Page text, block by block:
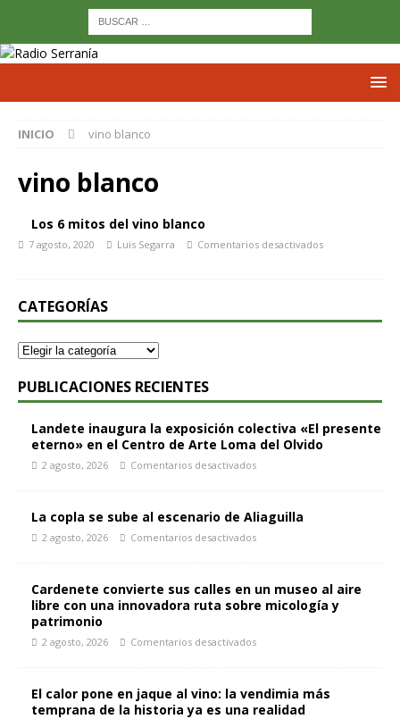
INICIO vino blanco
vino blanco
Los 6 mitos del vino blanco
7 agosto, 2020 Luis Segarra Comentarios desactivados
CATEGORÍAS
PUBLICACIONES RECIENTES
Landete inaugura la exposición colectiva «El presente
eterno» en el Centro de Arte Loma del Olvido
2 agosto, 2026 Comentarios desactivados
La copla se sube al escenario de Aliaguilla
2 agosto, 2026 Comentarios desactivados
Cardenete convierte sus calles en un museo al aire
libre con una innovadora ruta sobre micología y
patrimonio
2 agosto, 2026 Comentarios desactivados
El calor pone en jaque al vino: la vendimia más
temprana de la historia ya es una realidad